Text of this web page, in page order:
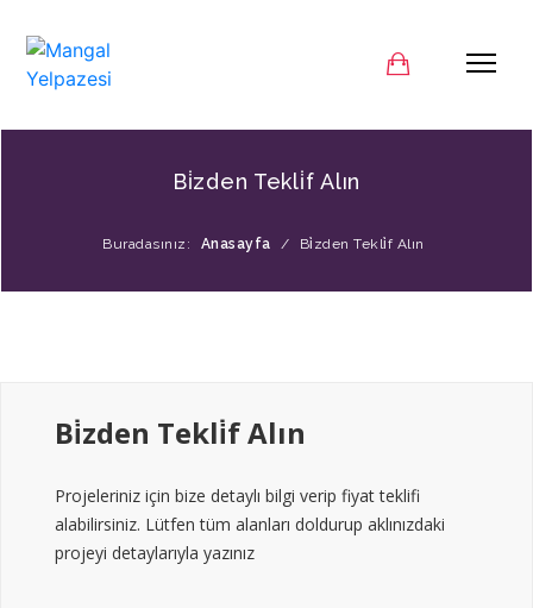
Bi̇zden Tekli̇f Alın
Buradasınız: Anasayfa / Bi̇zden Tekli̇f Alın
Bi̇zden Tekli̇f Alın
Projeleriniz için bize detaylı bilgi verip fiyat teklifi
alabilirsiniz. Lütfen tüm alanları doldurup aklınızdaki
projeyi detaylarıyla yazınız